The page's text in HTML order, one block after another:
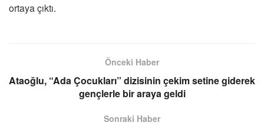
ortaya çıktı.
Önceki Haber
Ataoğlu, “Ada Çocukları” dizisinin çekim setine giderek
gençlerle bir araya geldi
Sonraki Haber